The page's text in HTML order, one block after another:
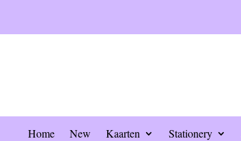
Home New Kaarten Stationery